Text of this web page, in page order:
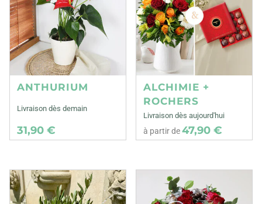
ANTHURIUM
Livraison dès demain
31,90 €
ALCHIMIE +
ROCHERS
Livraison dès aujourd'hui
à partir de47,90 €